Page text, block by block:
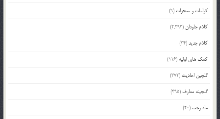
کرامات و معجزات (9)
کلام جاودان(2,293)
کلام جدید(34)
کمک های اولیه (116)
گلچین احادیث (372)
گنجینه معارف (495)
ماه رجب(20)